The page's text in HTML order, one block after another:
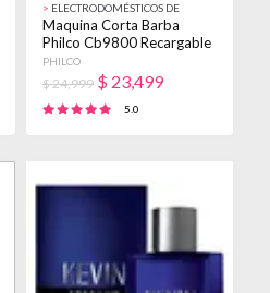
> ELECTRODOMÉSTICOS DE
BELLEZA
Maquina Corta Barba
Philco Cb9800 Recargable
20 Niveles
PHILCO
$ 24,999 $ 23,499
5.0